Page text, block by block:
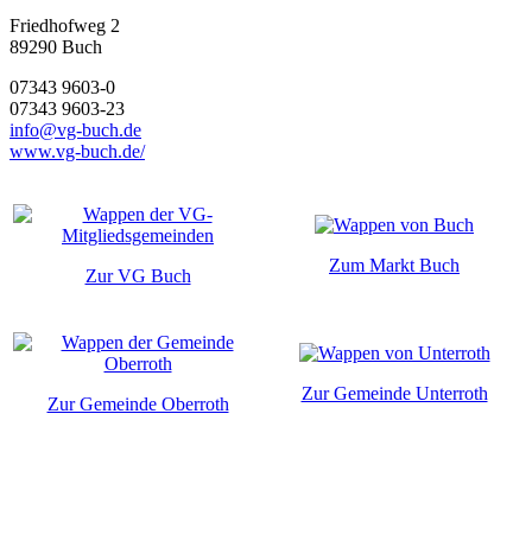
Friedhofweg 2
89290 Buch
07343 9603-0
07343 9603-23
info@vg-buch.de
www.vg-buch.de/
Zur VG Buch
Zum Markt Buch
Zur Gemeinde Oberroth
Zur Gemeinde Unterroth